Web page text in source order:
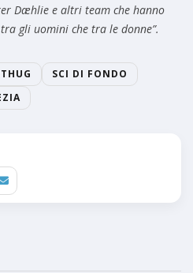
Dæhlie e altri team che hanno
gli uomini che tra le donne”.
SCI DI FONDO